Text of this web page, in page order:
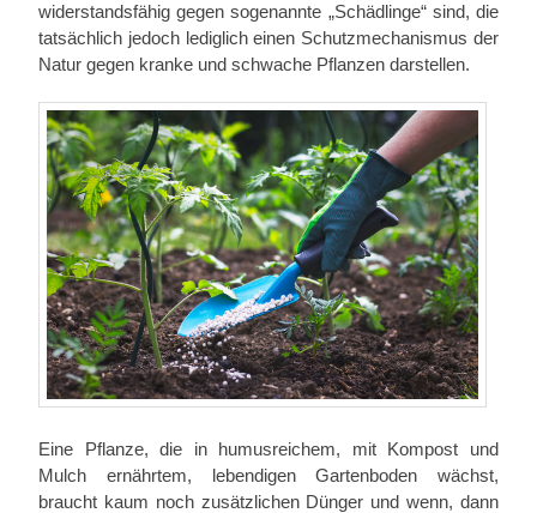
widerstandsfähig gegen sogenannte „Schädlinge“ sind, die
tatsächlich jedoch lediglich einen Schutzmechanismus der
Natur gegen kranke und schwache Pflanzen darstellen.
Eine Pflanze, die in humusreichem, mit Kompost und
Mulch ernährtem, lebendigen Gartenboden wächst,
braucht kaum noch zusätzlichen Dünger und wenn, dann